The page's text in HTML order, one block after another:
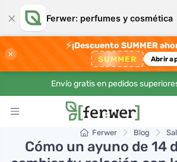
× Ferwer: perfumes y cosmética
×
⚡¡Descuento SUMMER
SUMMER Abrir
Envío gratis en pedidos
Ferwer Blog
Cómo un ayuno de 14